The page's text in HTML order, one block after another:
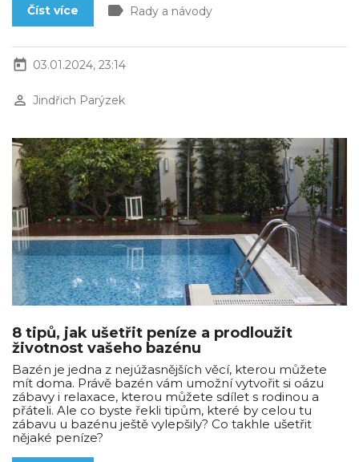
Číst více label Rady a návody
today 03.01.2024, 23:14
perm_identity Jindřich Parýzek
8 tipů, jak ušetřit peníze a prodloužit
životnost vašeho bazénu
Bazén je jedna z nejúžasnějších věcí, kterou můžete
mít doma. Právě bazén vám umožní vytvořit si oázu
zábavy i relaxace, kterou můžete sdílet s rodinou a
přáteli. Ale co byste řekli tipům, které by celou tu
zábavu u bazénu ještě vylepšily? Co takhle ušetřit
nějaké peníze?